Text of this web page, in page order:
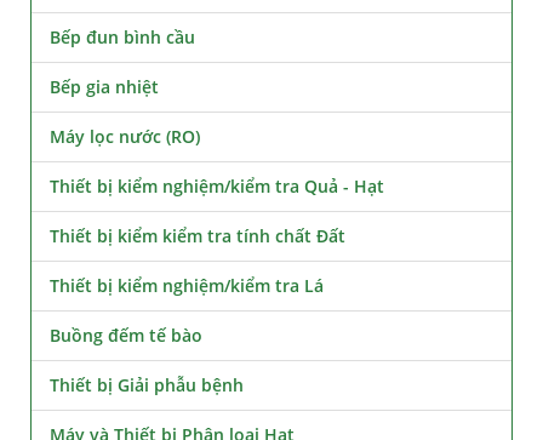
Bếp đun bình cầu
Bếp gia nhiệt
Máy lọc nước (RO)
Thiết bị kiểm nghiệm/kiểm tra Quả - Hạt
Thiết bị kiểm kiểm tra tính chất Đất
Thiết bị kiểm nghiệm/kiểm tra Lá
Buồng đếm tế bào
Thiết bị Giải phẫu bệnh
Máy và Thiết bị Phân loại Hạt